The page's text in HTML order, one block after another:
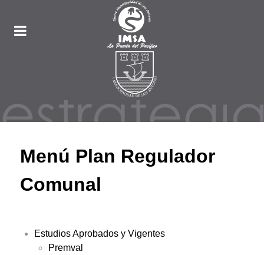
Menú Plan Regulador
Comunal
Estudios Aprobados y Vigentes
Premval